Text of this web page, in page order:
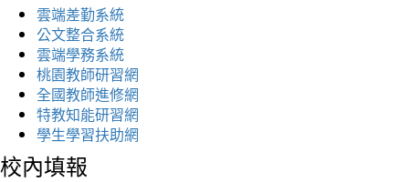
雲端差勤系統
公文整合系統
雲端學務系統
桃園教師研習網
全國教師進修網
特教知能研習網
學生學習扶助網
校內填報